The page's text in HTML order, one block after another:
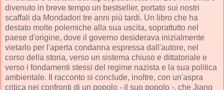
divenuto in breve tempo un bestseller, portato sui nostri
scaffali da Mondadori tre anni più tardi. Un libro che ha
destato molte polemiche alla sua uscita, soprattutto nel
paese d'origine, dove il governo desiderava inizialmente
vietarlo per l'aperta condanna espressa dall'autore, nel
corso della storia, verso un sistema chiuso e dittatoriale e
verso i fondamenti stessi del regime nazista e la sua politica
ambientale. Il racconto si conclude, inoltre, con un'aspra
critica nei confronti di un popolo - il suo popolo -, che Jiang